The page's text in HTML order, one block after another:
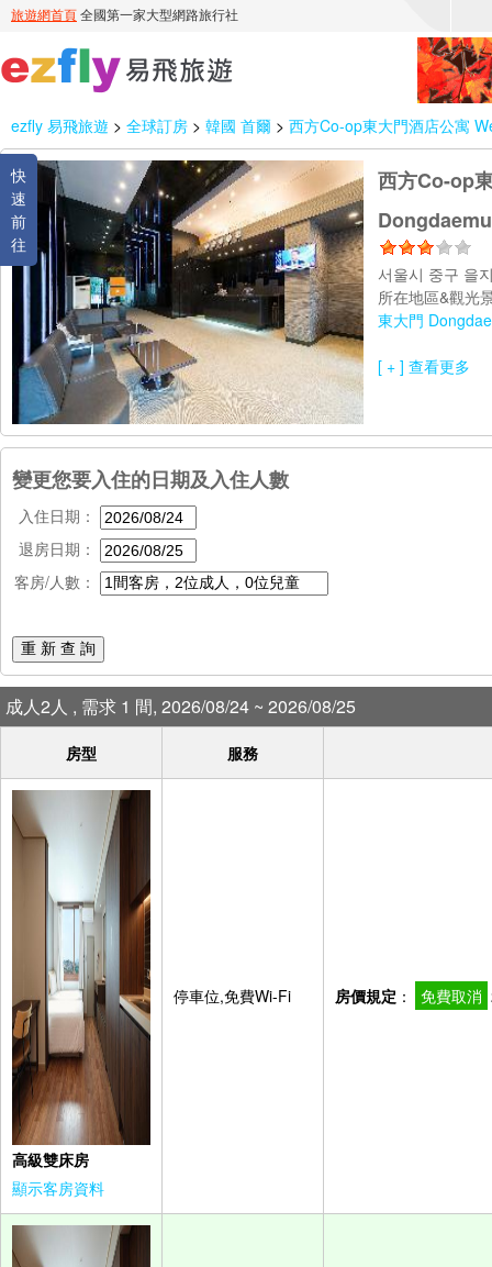
ezfly 易飛旅遊 > 全球訂房 > 韓國 首爾 > 西方Co-op東大門酒店公寓
快
速
前
往
西方Co-op
서울시 중구 을
所在地區&觀光
東大門
[ + ] 查看更多
變更您要入住的日期及入住人數
入住日期：
退房日期：
客房/人數：
重 新 查 詢
成人2人 , 需求 1 間, 2026/08/24 ~ 2026/08/25
房型 服務
高級雙床房
顯示客房資料
停車位,免費Wi-Fi 房價規定 ： 免費取消